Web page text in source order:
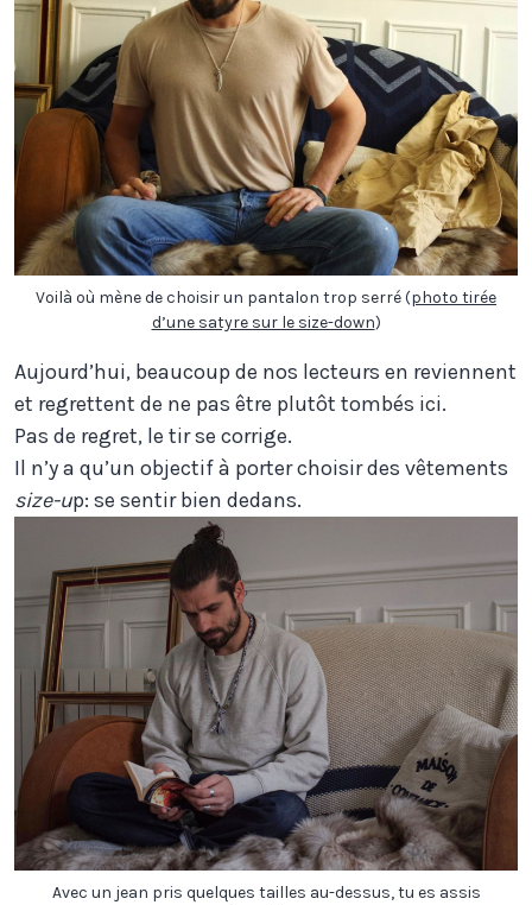
Voilà où mène de choisir un pantalon trop serré (photo tirée
d’une satyre sur le size-down)
Aujourd’hui, beaucoup de nos lecteurs en reviennent
et regrettent de ne pas être plutôt tombés ici.
Pas de regret, le tir se corrige.
Il n’y a qu’un objectif à porter choisir des vêtements
size-up: se sentir bien dedans.
Avec un jean pris quelques tailles au-dessus, tu es assis